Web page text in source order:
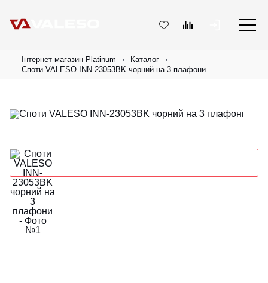
Інтернет-магазин Platinum
Каталог
Споти VALESO INN-23053BK чорний на 3 плафони